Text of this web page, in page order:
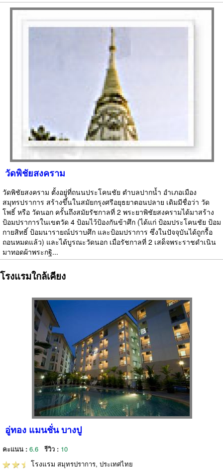
วัดพิชัยสงคราม
วัดพิชัยสงคราม ตั้งอยู่ที่ถนนประโคนชัย ตำบลปากน้ำ อำเภอเมือง
สมุทรปราการ สร้างขึ้นในสมัยกรุงศรีอยุธยาตอนปลาย เดิมมีชื่อว่า วัด
โพธิ์ หรือ วัดนอก ครั้นถึงสมัยรัชกาลที่ 2 พระยาพิชัยสงครามได้มาสร้าง
ป้อมปราการในเขตวัด 4 ป้อมไว้ป้องกันข้าศึก (ได้แก่ ป้อมประโคนชัย ป้อม
กายสิทธิ์ ป้อมนารายณ์ปราบศึก และป้อมปราการ ซึ่งในปัจจุบันได้ถูกรื้อ
ถอนหมดแล้ว) และได้บูรณะวัดนอก เมื่อรัชกาลที่ 2 เสด็จพระราชดำเนิน
มาทอดผ้าพระกฐิ...
โรงแรมใกล้เคียง
อู่ทอง แมนชั่น บางปู
คะแนน : 6.6 รีวิว : 10
โรงแรม สมุทรปราการ, ประเทศไทย